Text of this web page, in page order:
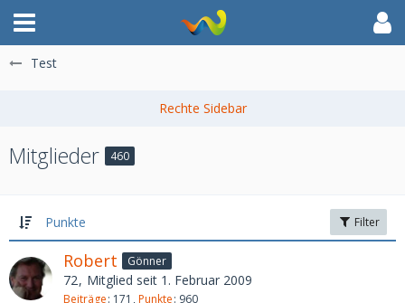
Test
Mitglieder 460
Punkte Filter
Robert Gönner
72 Mitglied seit 1. Februar 2009
Beiträge 171 Punkte 960